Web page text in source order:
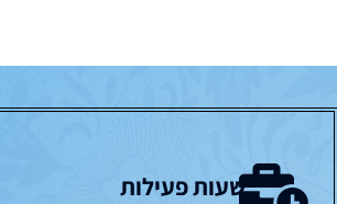
שעות פעילות